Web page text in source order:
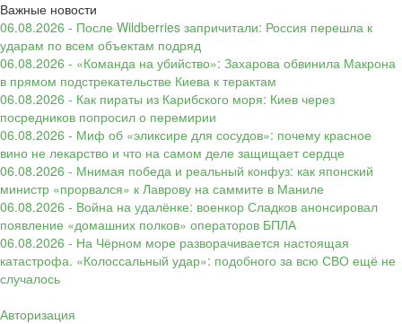
Важные новости
06.08.2026 - После Wildberries запричитали: Россия перешла к
ударам по всем объектам подряд
06.08.2026 - «Команда на убийство»: Захарова обвинила Макрона
в прямом подстрекательстве Киева к терактам
06.08.2026 - Как пираты из Карибского моря: Киев через
посредников попросил о перемирии
06.08.2026 - Миф об «эликсире для сосудов»: почему красное
вино не лекарство и что на самом деле защищает сердце
06.08.2026 - Мнимая победа и реальный конфуз: как японский
министр «прорвался» к Лаврову на саммите в Маниле
06.08.2026 - Война на удалёнке: военкор Сладков анонсировал
появление «домашних полков» операторов БПЛА
06.08.2026 - На Чёрном море разворачивается настоящая
катастрофа. «Колоссальный удар»: подобного за всю СВО ещё не
случалось
Авторизация